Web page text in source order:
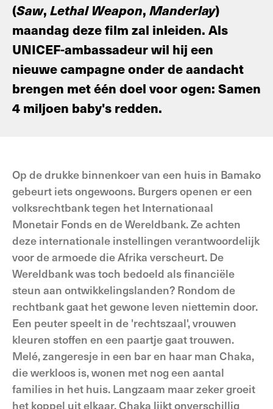
(Saw, Lethal Weapon, Manderlay)
maandag deze film zal inleiden. Als
UNICEF-ambassadeur wil hij een
nieuwe campagne onder de aandacht
brengen met één doel voor ogen: Samen
4 miljoen baby's redden.
Op de drukke binnenkoer van een huis in Bamako
gebeurt iets ongewoons. Burgers openen er een
volksrechtbank tegen het Internationaal
Monetair Fonds en de Wereldbank. Ze achten
deze internationale instellingen verantwoordelijk
voor de armoede die Afrika verscheurt. De
Wereldbank was toch bedoeld als financiële
steun aan ontwikkelingslanden? Rondom de
rechtbank gaat het gewone leven niettemin door.
Een peuter speelt in de 'rechtszaal', vrouwen
kleuren stoffen en een paartje gaat trouwen.
Melé, zangeresje in een bar en haar man Chaka,
die werkloos is, wonen met nog een aantal
families in het huis. Langzaam maar zeker groeit
het koppel uit elkaar. Chaka lijkt onverschillig